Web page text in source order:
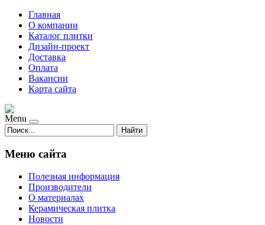
Главная
О компании
Каталог плитки
Дизайн-проект
Доставка
Оплата
Вакансии
Карта сайта
Menu
Найти
Меню сайта
Полезная информация
Производители
О материалах
Керамическая плитка
Новости